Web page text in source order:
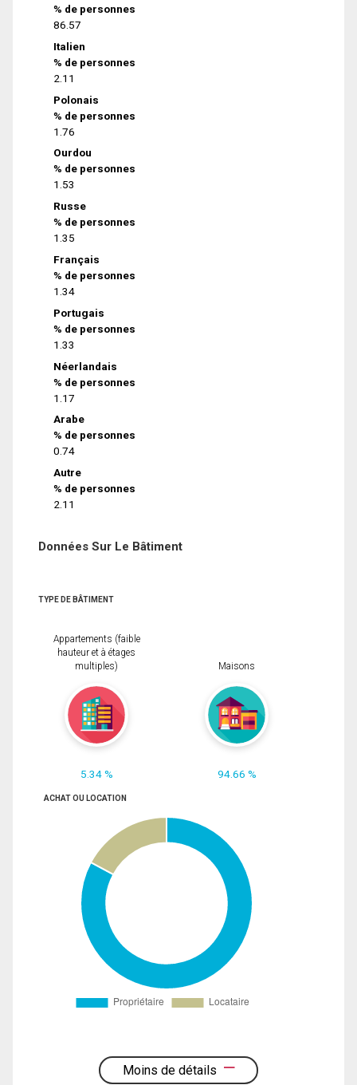
% de personnes
86.57
Italien
% de personnes
2.11
Polonais
% de personnes
1.76
Ourdou
% de personnes
1.53
Russe
% de personnes
1.35
Français
% de personnes
1.34
Portugais
% de personnes
1.33
Néerlandais
% de personnes
1.17
Arabe
% de personnes
0.74
Autre
% de personnes
2.11
Données Sur Le Bâtiment
TYPE DE BÂTIMENT
Appartements (faible
hauteur et à étages
multiples)
5.34 %
Maisons
94.66 %
ACHAT OU LOCATION
Moins de détails